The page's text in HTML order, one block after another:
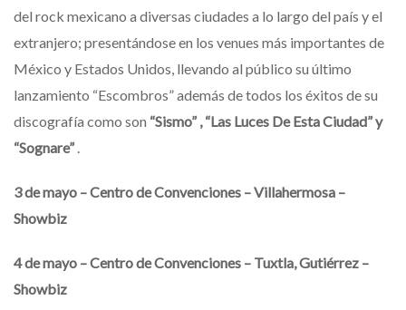
del rock mexicano a diversas ciudades a lo largo del país y el
extranjero; presentándose en los venues más importantes de
México y Estados Unidos, llevando al público su último
lanzamiento “Escombros” además de todos los éxitos de su
discografía como son “Sismo” , “Las Luces De Esta Ciudad” y
“Sognare” .
3 de mayo – Centro de Convenciones – Villahermosa –
Showbiz
4 de mayo – Centro de Convenciones – Tuxtla, Gutiérrez –
Showbiz